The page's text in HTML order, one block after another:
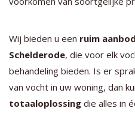
Wij bieden u een ruim
Schelderode, die voor elk
behandeling bieden. Is er
van vocht in uw woning, dan
totaaloplossing die alles in